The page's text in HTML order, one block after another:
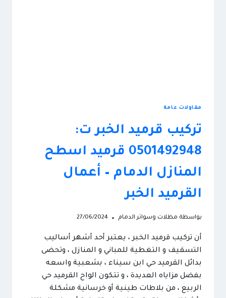
مقاولات عامة
تركيب قرميد الخبر ت:
0501492948 قرميد اسطح
المنازل الدمام – أعمال
القرميد الخبر
بواسطة مظلات وسواتر الدمام 27/06/2024
أن تركيب قرميد الخبر ، يعتبر أحد أشهر أساليب
التسقيف و التغطية للمباني و المنازل ، وتحضى
بدائل القرميد حي ابن سيناء ، بشعبية واسعه
بفضل مزاياه العديدة ، و تتكون الواح القرميد حي
الربيع ، من بلاطات طينية أو خرسانية مشكلة